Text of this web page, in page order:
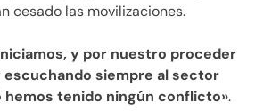
cesado las movilizaciones.
y por nuestro proceder
siempre al sector
hemos tenido ningún conflicto».